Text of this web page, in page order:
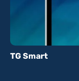
TG Smart